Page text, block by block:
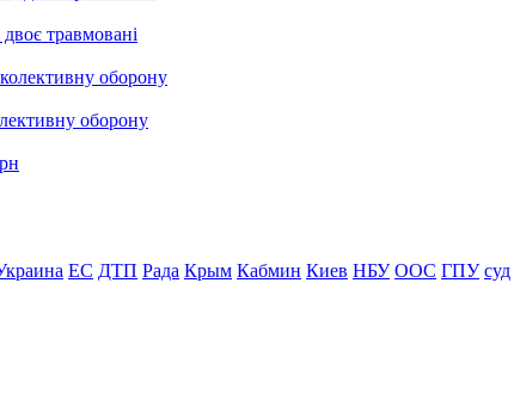
травмовані
оборону
ЕС ДТП Рада Крым Кабмин Киев НБУ ООС ГПУ суд